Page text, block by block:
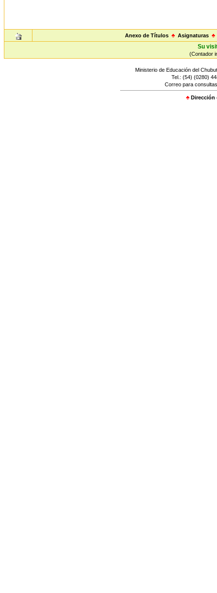
Anexo de Títulos ♣ Asignaturas ♣
Su
(Contador
Ministerio de Educación del
Tel.: (54) (0280)
Correo para
♣ Dirección